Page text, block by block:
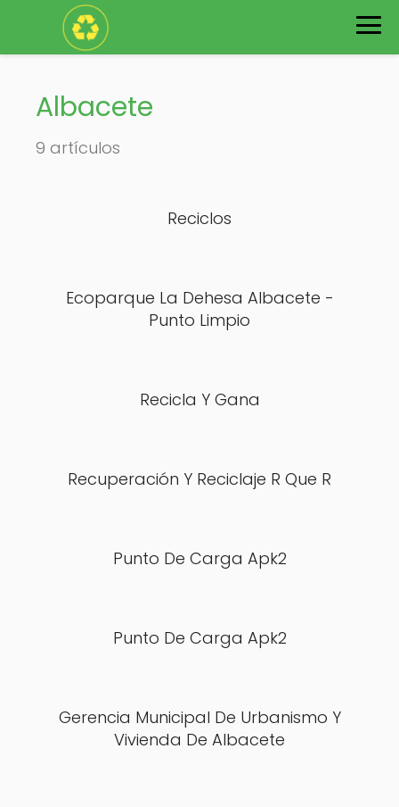
Albacete
9 artículos
Reciclos
Ecoparque La Dehesa Albacete -
Punto Limpio
Recicla Y Gana
Recuperación Y Reciclaje R Que R
Punto De Carga Apk2
Punto De Carga Apk2
Gerencia Municipal De Urbanismo Y
Vivienda De Albacete